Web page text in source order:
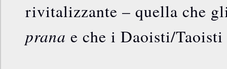
rivitalizzante – quella che
prana e che i Daoisti/